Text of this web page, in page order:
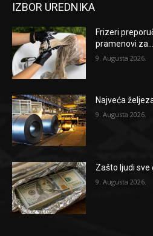
IZBOR UREDNIKA
Frizeri
pramenovi za...
9. Augusta 2026.
Najveća
9. Augusta 2026.
Zašto ljudi sve
9. Augusta 2026.